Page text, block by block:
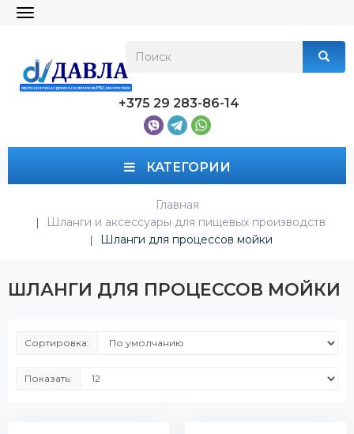
Toggle
+375 29 283-86-14
КАТЕГОРИИ
Главная
Шланги и аксессуары для пищевых производств
Шланги для процессов мойки
ШЛАНГИ ДЛЯ ПРОЦЕССОВ МОЙКИ
Сортировка:
Показать: